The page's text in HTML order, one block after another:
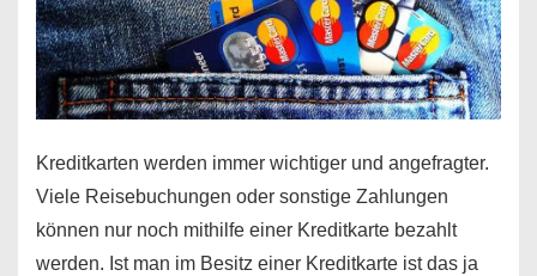
Kreditkarten werden immer wichtiger und angefragter.
Viele Reisebuchungen oder sonstige Zahlungen
können nur noch mithilfe einer Kreditkarte bezahlt
werden. Ist man im Besitz einer Kreditkarte ist das ja